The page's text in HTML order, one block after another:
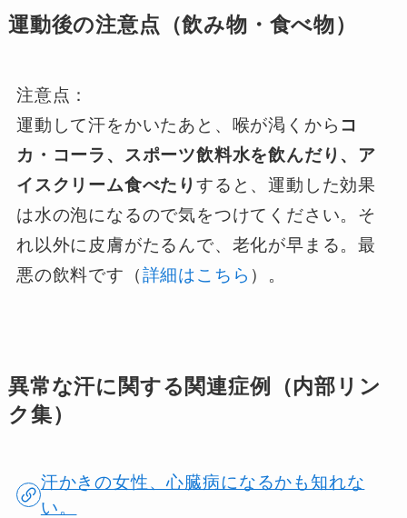
運動後の注意点（飲み物・食べ物）
注意点：
運動して汗をかいたあと、喉が渇くから コ
カ・コーラ、スポーツ飲料水を飲んだり、ア
イスクリーム食べたり すると、運動した効果
は水の泡になるので気をつけてください。そ
れ以外に皮膚がたるんで、老化が早まる。最
悪の飲料です（詳細はこちら ）。
異常な汗に関する関連症例（内部リン
ク集）
汗かきの女性、心臓病になるかも知れな
い。